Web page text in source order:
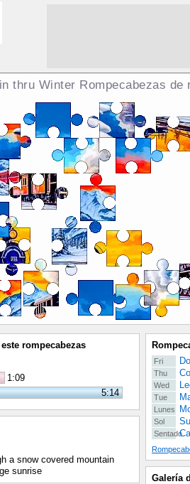
thru Winter Rompecabezas de
rompecabezas
1:09
5:14
a snow covered mountain
sunrise
Fri
Thu
Wed
Tue
Lunes
Sol
Sentado
Galería